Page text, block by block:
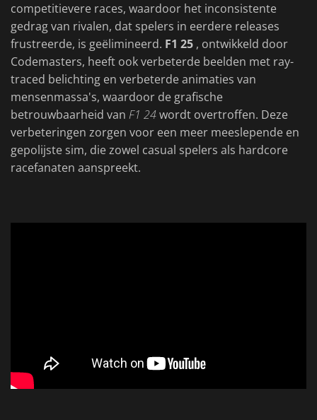
competitievere races, waardoor het inconsistente
gedrag van rivalen, dat spelers in eerdere releases
frustreerde, is geëlimineerd. F1 25 , ontwikkeld door
Codemasters, heeft ook verbeterde beelden met ray-
traced belichting en verbeterde animaties van
mensenmassa's, waardoor de grafische
betrouwbaarheid van F1 24wordt overtroffen. Deze
verbeteringen zorgen voor een meer meeslepende en
gepolijste sim, die zowel casual spelers als hardcore
racefanaten aanspreekt.